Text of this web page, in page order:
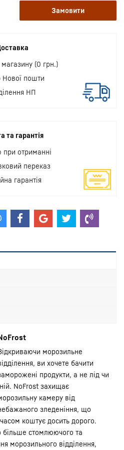
Замовити
магазину (0 грн.)
Нової пошти
НП
та гарантія
при отриманні
переказ
гарантія
морозильне
ви хочете бачити
продукти, а не лід чи
NoFrost захищає
камеру від
зледеніння, що
часом коштує досить дорого.
більше стомлюючого та
морозильного відділення,